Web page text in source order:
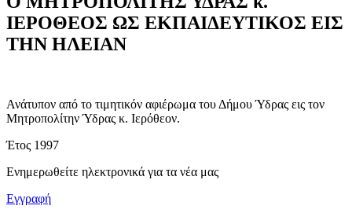
ΙΕΡΟΘΕΟΣ ΩΣ ΕΚΠΑΙΔΕΥΤΙΚΟΣ ΕΙΣ
ΤΗΝ ΗΛΕΙΑΝ
Ανάτυπον από το τιμητικόν αφιέρωμα του Δήμου Ύδρας εις τον
Μητροπολίτην Ύδρας κ. Ιερόθεον.
Έτος 1997
Ενημερωθείτε ηλεκτρονικά για τα νέα μας
Εγγραφή